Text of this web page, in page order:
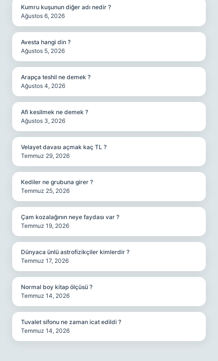
Kumru kuşunun diğer adı nedir ?
Ağustos 6, 2026
Avesta hangi din ?
Ağustos 5, 2026
Arapça teshil ne demek ?
Ağustos 4, 2026
Afi kesilmek ne demek ?
Ağustos 3, 2026
Velayet davası açmak kaç TL ?
Temmuz 29, 2026
Kediler ne grubuna girer ?
Temmuz 25, 2026
Çam kozalağının neye faydası var ?
Temmuz 19, 2026
Dünyaca ünlü astrofizikçiler kimlerdir ?
Temmuz 17, 2026
Normal boy kitap ölçüsü ?
Temmuz 14, 2026
Tuvalet sifonu ne zaman icat edildi ?
Temmuz 14, 2026